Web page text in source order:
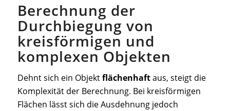
Berechnung der
Durchbiegung von
kreisförmigen und
komplexen Objekten
Dehnt sich ein Objektflächenhaftaus, steigt die
Komplexität der Berechnung. Bei kreisförmigen
Flächen lässt sich die Ausdehnung jedoch